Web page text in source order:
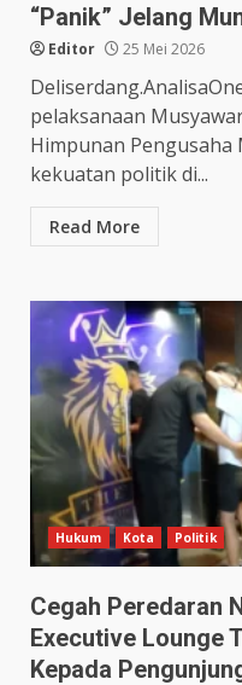
“Panik” Jelang
Editor 25 Mei 2026
pelaksanaan
Himpunan Pengusaha
kekuatan politik di...
Read More
Hukum Kota Politik
Cegah Peredaran
Executive Lounge
Kepada